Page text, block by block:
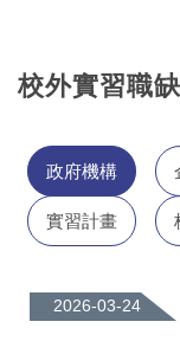
校外實習職缺
政府機構
實習計畫
2026-03-24